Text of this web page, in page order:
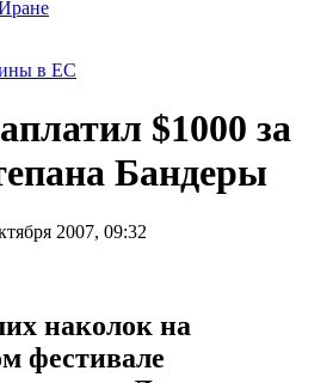
в ЕС
$1000 за
Бандеры
2007, 09:32
наколок на
фестивале